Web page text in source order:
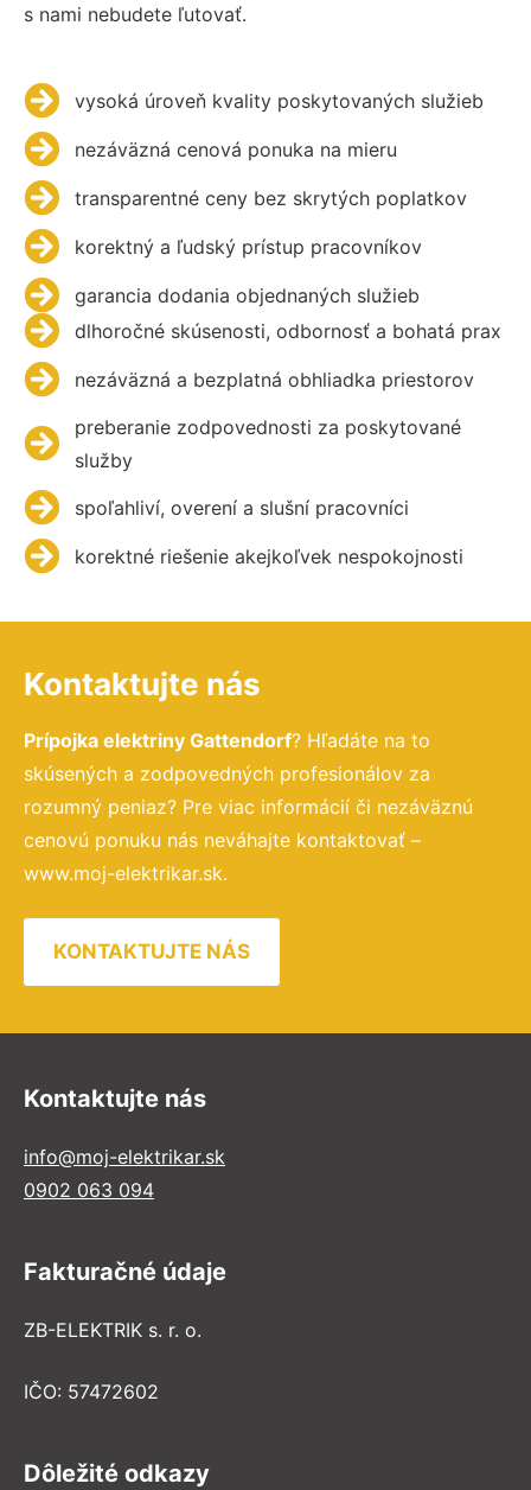
s nami nebudete ľutovať.
vysoká úroveň kvality poskytovaných služieb
nezáväzná cenová ponuka na mieru
transparentné ceny bez skrytých poplatkov
korektný a ľudský prístup pracovníkov
garancia dodania objednaných služieb
dlhoročné skúsenosti, odbornosť a bohatá prax
nezáväzná a bezplatná obhliadka priestorov
preberanie zodpovednosti za poskytované
služby
spoľahliví, overení a slušní pracovníci
korektné riešenie akejkoľvek nespokojnosti
Kontaktujte nás
Prípojka elektriny Gattendorf? Hľadáte na to
skúsených a zodpovedných profesionálov za
rozumný peniaz? Pre viac informácií či nezáväznú
cenovú ponuku nás neváhajte kontaktovať –
www.moj-elektrikar.sk.
KONTAKTUJTE NÁS
Kontaktujte nás
info@moj-elektrikar.sk
0902 063 094
Fakturačné údaje
ZB-ELEKTRIK s. r. o.
IČO: 57472602
Dôležité odkazy